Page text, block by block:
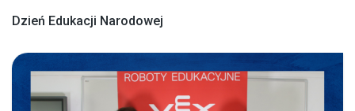
Dzień Edukacji Narodowej